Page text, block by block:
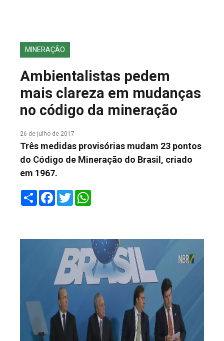
EDIÇÕES ANTERIORES
FALE CONOSCO
MINERAÇÃO
Ambientalistas pedem
mais clareza em mudanças
no código da mineração
26 de julho de 2017
Três medidas provisórias mudam 23 pontos
do Código de Mineração do Brasil, criado
em 1967.
ShareFacebook
Twitter